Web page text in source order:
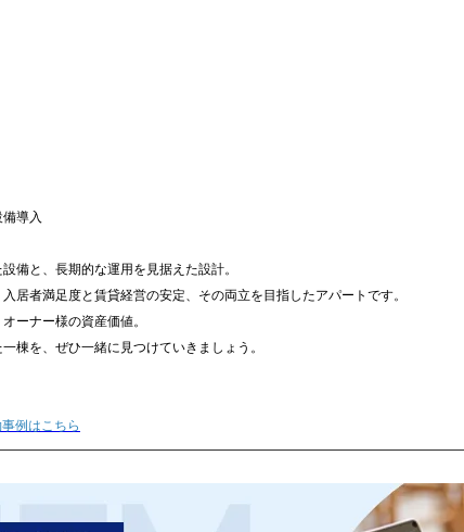
導入
備と、長期的な運用を見据えた設計。
入居者満足度と賃貸経営の安定、その両立を目指したアパートです。
ーナー様の資産価値。
棟を、ぜひ一緒に見つけていきましょう。
例はこちら